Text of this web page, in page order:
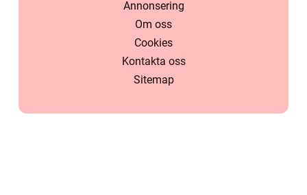
Annonsering
Om oss
Cookies
Kontakta oss
Sitemap